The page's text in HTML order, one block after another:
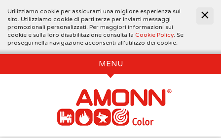
Utilizziamo cookie per assicurarti una migliore esperienza sul
sito. Utilizziamo cookie di parti terze per inviarti messaggi
promozionali personalizzati. Per maggiori informazioni sui
cookie e sulla loro disabilitazione consulta la Cookie Policy. Se
prosegui nella navigazione acconsenti all’utilizzo dei cookie.
MENU